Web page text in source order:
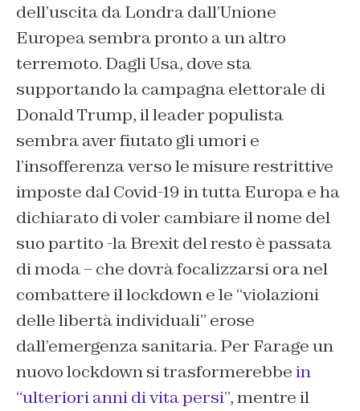
dell’uscita da Londra dall’Unione
Europea sembra pronto a un altro
terremoto. Dagli Usa, dove sta
supportando la campagna elettorale di
Donald Trump, il leader populista
sembra aver fiutato gli umori e
l’insofferenza verso le misure restrittive
imposte dal Covid-19 in tutta Europa e ha
dichiarato di voler cambiare il nome del
suo partito -la Brexit del resto è passata
di moda – che dovrà focalizzarsi ora nel
combattere il lockdown e le “violazioni
delle libertà individuali” erose
dall’emergenza sanitaria. Per Farage un
nuovo lockdown si trasformerebbein
“ulteriori anni di vita persi”, mentre il